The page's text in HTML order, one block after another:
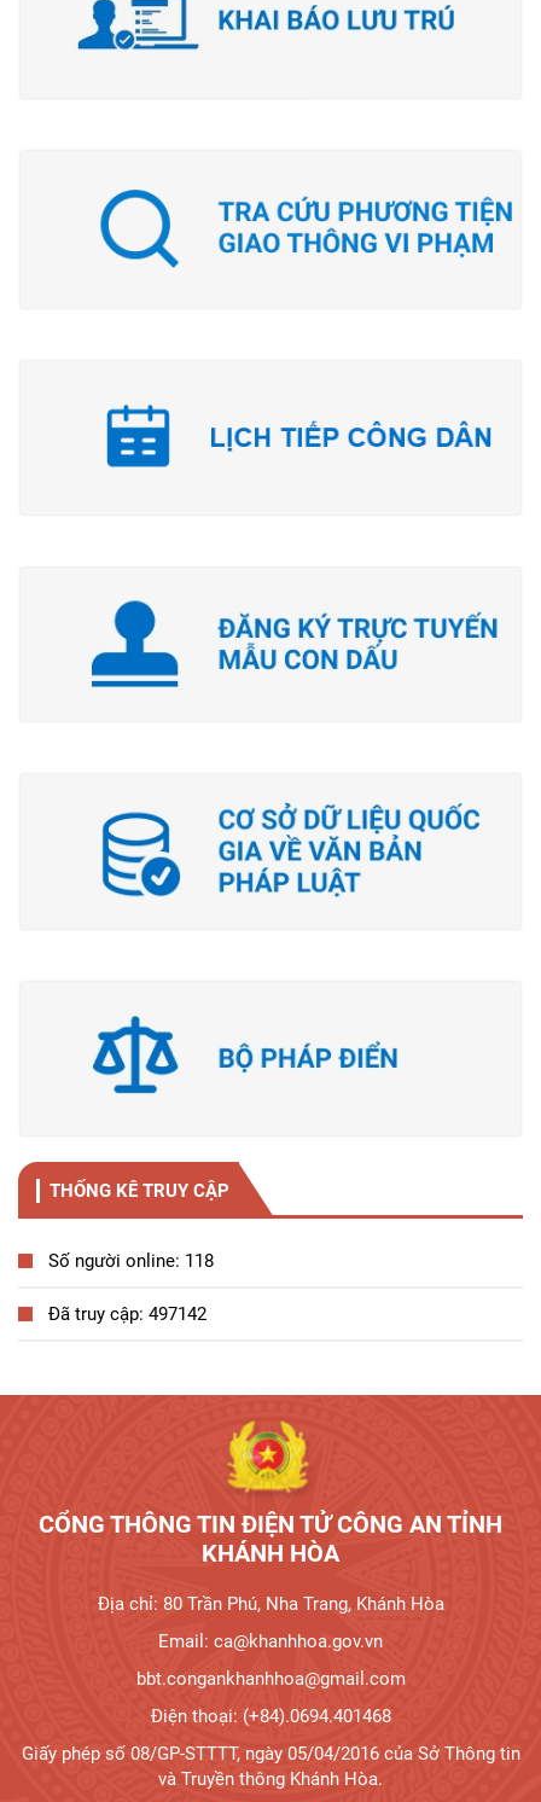
THỐNG KÊ TRUY CẬP
Số người online: 118
Đã truy cập: 497142
CỔNG THÔNG TIN ĐIỆN TỬ CÔNG AN TỈNH
KHÁNH HÒA
Địa chỉ: 80 Trần Phú, Nha Trang, Khánh Hòa
Email: ca@khanhhoa.gov.vn
bbt.congankhanhhoa@gmail.com
Điện thoại: (+84).0694.401468
Giấy phép số 08/GP-STTTT, ngày 05/04/2016 của Sở Thông tin
và Truyền thông Khánh Hòa.